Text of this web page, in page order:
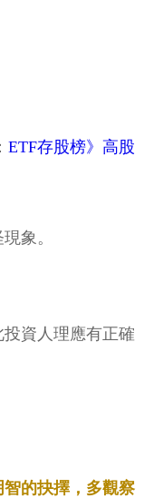
ETF存股榜》高股
象。
資人理應有正確
的抉擇，多觀察